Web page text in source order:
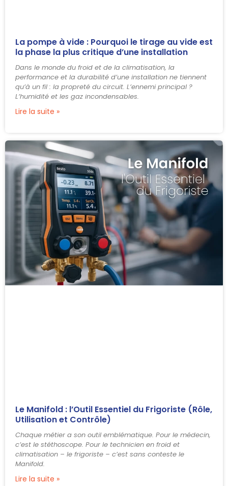
La pompe à vide : Pourquoi le tirage au vide est
la phase la plus critique d’une installation
Dans le monde du froid et de la climatisation, la
performance et la durabilité d’une installation ne tiennent
qu’à un fil : la propreté du circuit. L’ennemi principal ?
L’humidité et les gaz incondensables.
Lire la suite »
Le Manifold : l’Outil Essentiel du Frigoriste (Rôle,
Utilisation et Contrôle)
Chaque métier a son outil emblématique. Pour le médecin,
c’est le stéthoscope. Pour le technicien en froid et
climatisation – le frigoriste – c’est sans conteste le
Manifold.
Lire la suite »